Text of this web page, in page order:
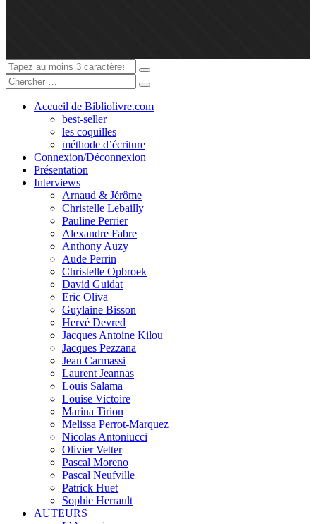
Accueil de Bibliolivre.com
best-seller
les coquilles
méthode d’écriture
Connexion/Déconnexion
Présentation
Interviews
Arnaud & Jérôme
Christelle Lebailly
Pauline Perrier
Alexandre Fabre
Anthony Auzy
Aude Perrin
Christelle Opbroek
David Guidat
Eric Oliva
Guylaine Bisson
Hervé Devred
Jacques Antoine Kilou
Jacques Pezzana
Jean Carmassi
Laurent Jeannas
Louis Salama
Louise Victoire
Marina Tirion
Melissa Perrot-Marquez
Nicolas Antoniucci
Olivier Vetter
Pascal Moreno
Pascal Neufville
Patrick Huet
Sophie Herrault
AUTEURS